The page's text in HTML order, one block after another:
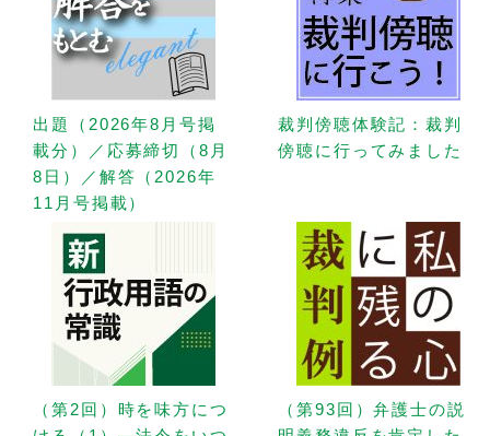
出題（2026年8月号掲
載分）／応募締切（8月
8日）／解答（2026年
11月号掲載）
裁判傍聴体験記：裁判
傍聴に行ってみました
（第2回）時を味方につ
（第93回）弁護士の説